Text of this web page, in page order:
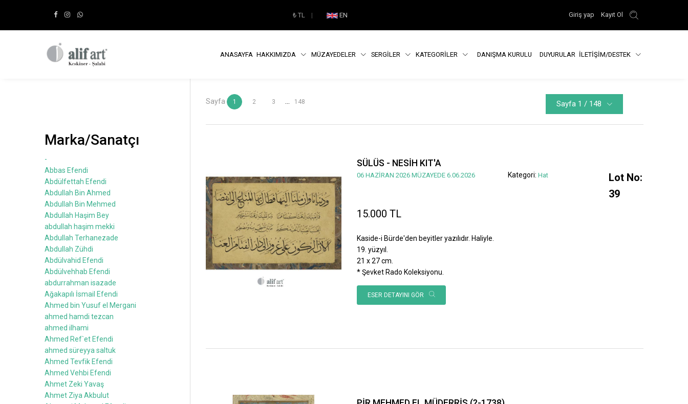
₺TL | EN Giriş yap Kayıt Ol
ANASAYFA HAKKIMIZDA MÜZAYEDELER SERGİLER KATEGORİLER DANIŞMA KURULU DUYURULAR İLETİŞİM/DESTEK
Sayfa 1 2 3 148 Sayfa 1 / 148
SÜLÜS - NESİH KIT'A
06 HAZİRAN 2026 MÜZAYEDE 6.06.2026 Kategori: Hat
Lot No:
39
15.000 TL
Kaside-i Bürde'den beyitler yazılıdır. Haliyle.
19. yüzyıl.
21 x 27 cm.
* Şevket Rado Koleksiyonu.
ESER DETAYINI GÖR
Marka/Sanatçı
-
Abbas Efendi
Abdülfettah Efendi
Abdullah Bin Ahmed
Abdullah Bin Mehmed
Abdullah Haşim Bey
abdullah haşim mekki
Abdullah Terhanezade
Abdullah Zühdi
Abdülvahid Efendi
Abdülvehhab Efendi
abdurrahman isazade
Ağakapılı İsmail Efendi
Ahmed bin Yusuf el Mergani
ahmed hamdi tezcan
ahmed ilhami
Ahmed Ref`et Efendi
ahmed süreyya saltuk
Ahmed Tevfik Efendi
Ahmed Vehbi Efendi
Ahmet Zeki Yavaş
Ahmet Ziya Akbulut